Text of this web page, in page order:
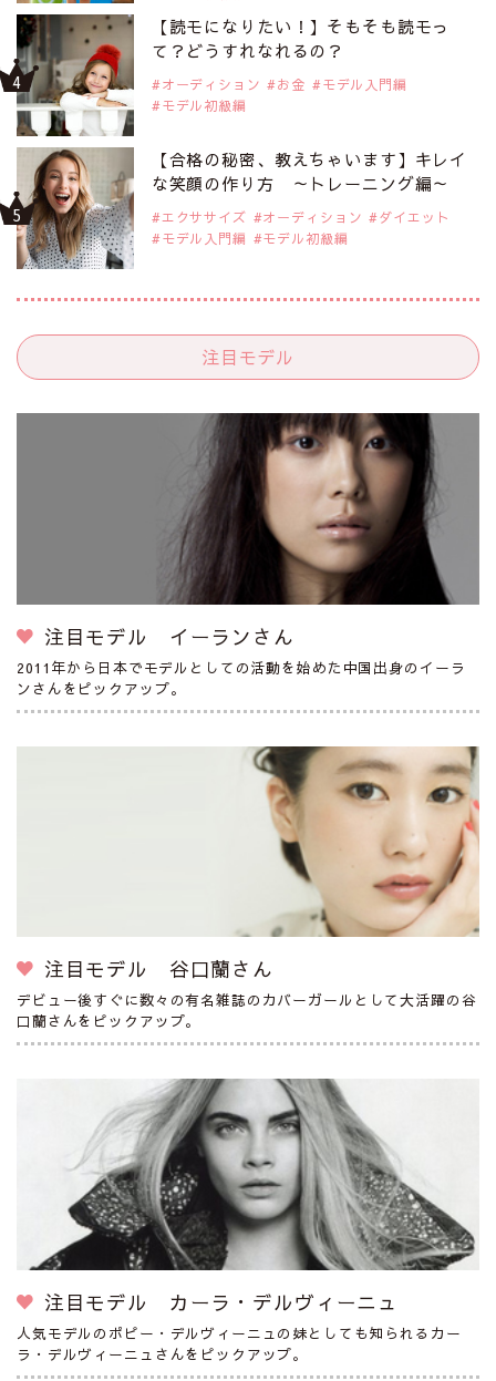
【読モになりたい！】そもそも読モっ
て？どうすれなれるの？
オーディション お金
モデル入門編
モデル初級編
【合格の秘密、教えちゃいます】キレイ
な笑顔の作り方 ～トレーニング編～
エクササイズ オーディション
ダイエット
モデル入門編
モデル初級編
注目モデル
注目モデル イーランさん
2011年から日本でモデルとしての活動を始めた中国出身のイーラ
ンさんをピックアップ。
注目モデル 谷口蘭さん
デビュー後すぐに数々の有名雑誌のカバーガールとして大活躍の谷
口蘭さんをピックアップ。
注目モデル カーラ・デルヴィーニュ
人気モデルのポピー・デルヴィーニュの妹としても知られるカー
ラ・デルヴィーニュさんをピックアップ。